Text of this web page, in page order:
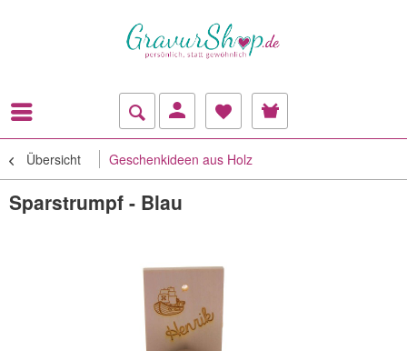
Übersicht Geschenkideen aus Holz
Sparstrumpf - Blau